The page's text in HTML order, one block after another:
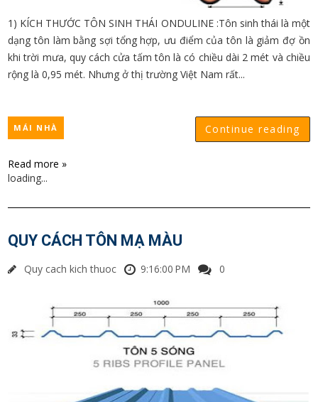
1) KÍCH THƯỚC TÔN SINH THÁI ONDULINE :Tôn sinh thái là một
dạng tôn làm bằng sợi tổng hợp, ưu điểm của tôn là giảm đợ ồn
khi trời mưa, quy cách cửa tấm tôn là có chiều dài 2 mét và chiều
rộng là 0,95 mét. Nhưng ở thị trường Việt Nam rất...
Continue reading
MÁI NHÀ
Read more »
loading...
QUY CÁCH TÔN MẠ MÀU
Quy cach kich thuoc 9:16:00 PM 0